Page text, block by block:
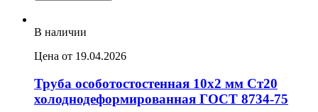
В наличии
Цена от 19.04.2026
Труба особотостостенная 10х2 мм Ст20
холоднодеформированная ГОСТ 8734-75